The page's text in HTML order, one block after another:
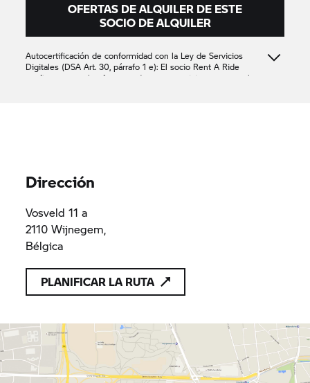
OFERTAS DE ALQUILER DE ESTE
SOCIO DE ALQUILER
Autocertificación de conformidad con la Ley de Servicios
Digitales (DSA Art. 30, párrafo 1 e): El socio Rent A Ride
confirma que solo ofrece productos o servicios que cumplen
Dirección
Vosveld 11 a
2110 Wijnegem,
Bélgica
PLANIFICAR LA RUTA